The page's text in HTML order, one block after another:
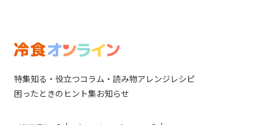
特集知る・役立つコラム・読み物アレンジレシピ
困ったときのヒント集お知らせ